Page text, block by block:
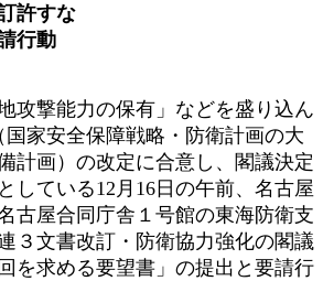
許すな
行動
攻撃能力の保有」などを盛り込ん
国家安全保障戦略・防衛計画の大
計画）の改定に合意し、閣議決定
している12月16日の午前、名古屋
古屋合同庁舎１号館の東海防衛支
３文書改訂・防衛協力強化の閣議
を求める要望書」の提出と要請行